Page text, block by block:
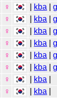
♀ kba |
♀ kba |
♀ kba |
♀ kba |
♀ kba |
♀ kba |
♀ kba
♀ kba